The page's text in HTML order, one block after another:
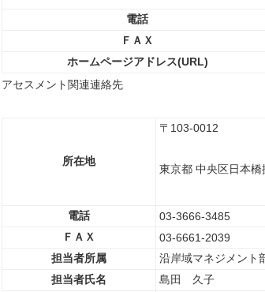
電話
ＦＡＸ
ホームページアドレス(URL)
アセスメント関連連絡先
所在地
〒103-0012
東京都 中央区日本
電話
03-3666-3485
ＦＡＸ
03-6661-2039
担当者所属
沿岸域マネジメント
担当者氏名
島田 久子